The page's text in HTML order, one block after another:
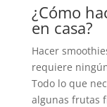
¿Cómo
en casa?
Hacer
requiere
Todo lo que
algunas frutas